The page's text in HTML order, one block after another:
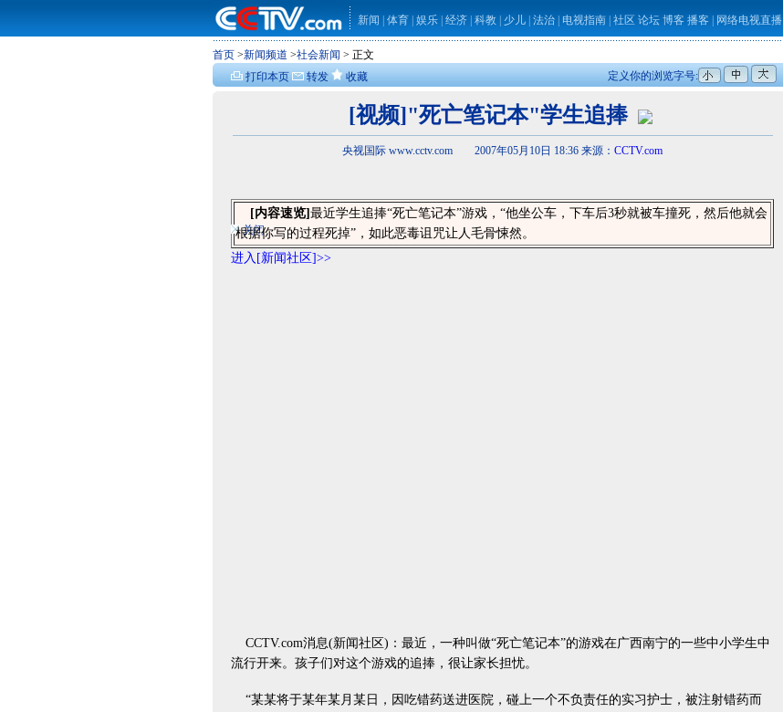
新闻 体育 娱乐 经济 科教 少儿 法治 电视指南 社区 论坛 博客 播客 网络电视直播
首页 >新闻频道 >社会新闻 > 正文
打印本页
转发 收藏
关闭
定义你的浏览字号:
[视频]"死亡笔记本"学生追捧
央视国际 www.cctv.com 2007年05月10日 18:36 来源： CCTV.com
[内容速览] 最近学生追捧“死亡笔记本”游戏，“他坐公车，下车后3秒就被车撞死，然后他就会
根据你写的过程死掉”，如此恶毒诅咒让人毛骨悚然。
进入[新闻社区]>>
CCTV.com消息(新闻社区)：最近，一种叫做“死亡笔记本”的游戏在广西南宁的一些中小学生中
流行开来。孩子们对这个游戏的追捧，很让家长担忧。
“某某将于某年某月某日，因吃错药送进医院，碰上一个不负责任的实习护士，被注射错药而